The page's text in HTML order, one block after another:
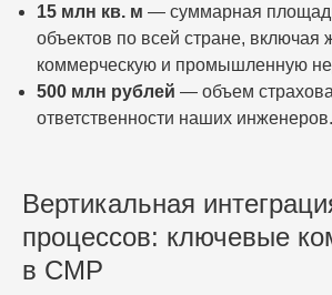
15 млн кв. м — суммарная
объектов по всей стране, включая
коммерческую и промышленную
500 млн рублей — объем
ответственности наших инженеров.
Вертикальная
процессов: ключевые
в СМР